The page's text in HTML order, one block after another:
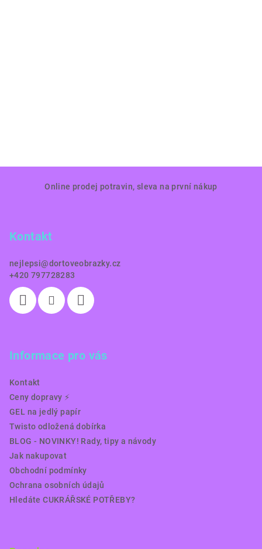
Online prodej potravin, sleva na první nákup
Kontakt
nejlepsi@dortoveobrazky.cz
+420 797728283
Informace pro vás
Kontakt
Ceny dopravy ⚡️
GEL na jedlý papír
Twisto odložená dobírka
BLOG - NOVINKY! Rady, tipy a návody
Jak nakupovat
Obchodní podmínky
Ochrana osobních údajů
Hledáte CUKRÁŘSKÉ POTŘEBY?